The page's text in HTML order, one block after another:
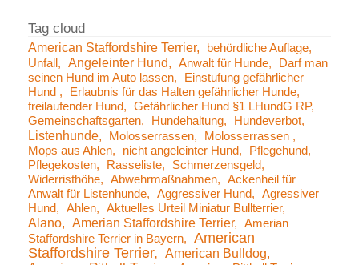
American Staffordshire Terrier
behördliche Auflage
Unfall
Angeleinter Hund Anwalt für Hunde
Darf man
seinen Hund im Auto lassen
Einstufung gefährlicher
Hund
Erlaubnis für das Halten gefährlicher Hunde
freilaufender Hund
Gefährlicher Hund §1 LHundG RP
Gemeinschaftsgarten
Hundehaltung Hundeverbot
Listenhunde Molosserrassen
Molosserrassen
Mops aus Ahlen
nicht angeleinter Hund
Pflegehund
Pflegekosten
Rasseliste
Schmerzensgeld
Widerristhöhe
Abwehrmaßnahmen
Ackenheil für
Anwalt für Listenhunde
Aggressiver Hund
Agressiver
Hund
Ahlen Aktuelles Urteil Miniatur Bullterrier
Alano Amerian Staffordshire Terrier
Amerian
Staffordshire Terrier in Bayern
American
Staffordshire Terrier
American Bulldog